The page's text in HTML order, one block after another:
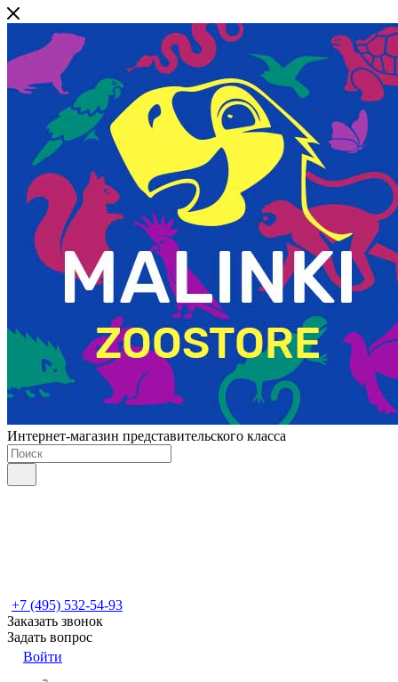
Интернет-магазин представительского класса
+7 (495) 532-54-93
Заказать звонок
Задать вопрос
Войти